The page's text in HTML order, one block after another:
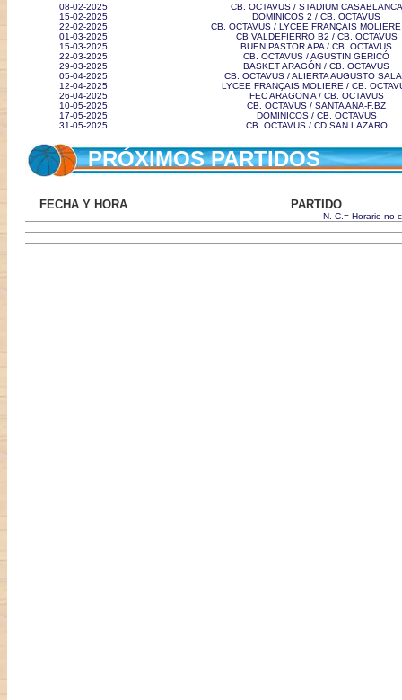
08-02-2025
CB. OCTAVUS / STADIUM CASABLANCA
15-02-2025
DOMINICOS 2 / CB. OCTAVUS
22-02-2025
CB. OCTAVUS / LYCEE FRANÇAIS
01-03-2025
CB VALDEFIERRO B2 / CB. OCTAVUS
15-03-2025
BUEN PASTOR APA / CB. OCTAVUS
22-03-2025
CB. OCTAVUS / AGUSTIN GERICÓ
29-03-2025
BASKET ARAGÓN / CB. OCTAVUS
05-04-2025
CB. OCTAVUS / ALIERTA AUGUSTO
12-04-2025
LYCEE FRANÇAIS MOLIERE / CB.
26-04-2025
FEC ARAGON A / CB. OCTAVUS
10-05-2025
CB. OCTAVUS / SANTA ANA-F.BZ
17-05-2025
DOMINICOS / CB. OCTAVUS
31-05-2025
CB. OCTAVUS / CD SAN LAZARO
PRÓXIMOS PARTIDOS
FECHA Y HORA PARTIDO
N. C.= Horario no